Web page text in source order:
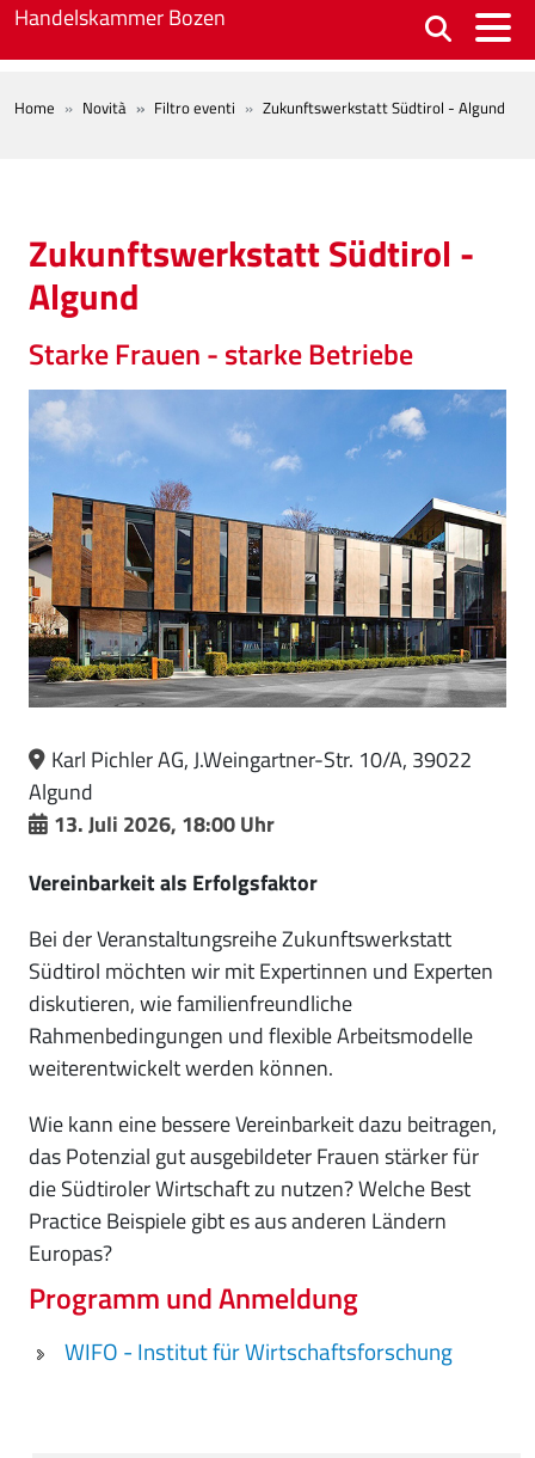
Skip to main content
Handelskammer Bozen
BREADCRUMB
Home Novità Filtro eventi Zukunftswerkstatt Südtirol - Algund
Zukunftswerkstatt Südtirol -
Algund
Starke Frauen - starke Betriebe
Karl Pichler AG, J.Weingartner-Str. 10/A, 39022
Algund
13. Juli 2026, 18:00 Uhr
Vereinbarkeit als Erfolgsfaktor
Bei der Veranstaltungsreihe Zukunftswerkstatt
Südtirol möchten wir mit Expertinnen und Experten
diskutieren, wie familienfreundliche
Rahmenbedingungen und flexible Arbeitsmodelle
weiterentwickelt werden können.
Wie kann eine bessere Vereinbarkeit dazu beitragen,
das Potenzial gut ausgebildeter Frauen stärker für
die Südtiroler Wirtschaft zu nutzen? Welche Best
Practice Beispiele gibt es aus anderen Ländern
Europas?
Programm und Anmeldung
WIFO - Institut für Wirtschaftsforschung